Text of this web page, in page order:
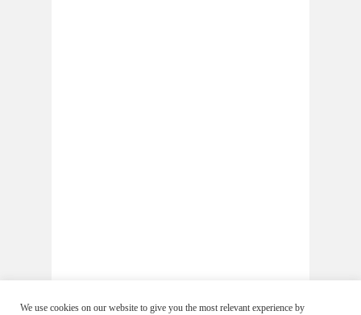
We use cookies on our website to give you the most relevant experience by